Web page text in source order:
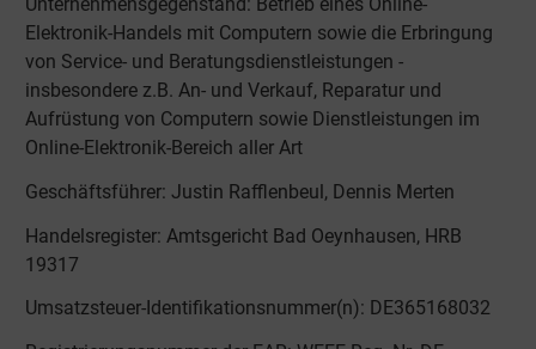
Elektronik-Handels mit Computern sowie die Erbringung
von Service- und Beratungsdienstleistungen -
insbesondere z.B. An- und Verkauf, Reparatur und
Aufrüstung von Computern sowie Dienstleistungen im
Online-Elektronik-Bereich aller Art
Geschäftsführer: Justin Rafflenbeul, Dennis Merten
Handelsregister: Amtsgericht Bad Oeynhausen, HRB
19317
Umsatzsteuer-Identifikationsnummer(n): DE365168032